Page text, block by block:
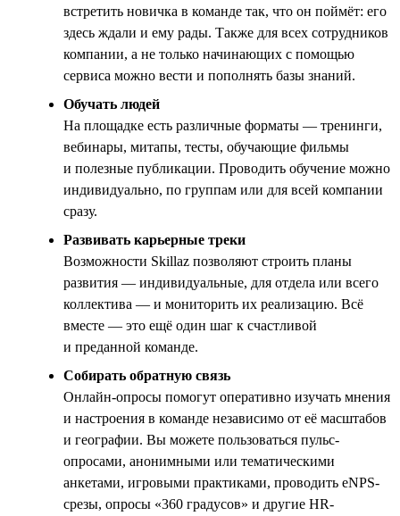
встретить новичка в команде так, что он поймёт: его
здесь ждали и ему рады. Также для всех сотрудников
компании, а не только начинающих с помощью
сервиса можно вести и пополнять базы знаний.
Обучать людей
На площадке есть различные форматы — тренинги,
вебинары, митапы, тесты, обучающие фильмы
и полезные публикации. Проводить обучение можно
индивидуально, по группам или для всей компании
сразу.
Развивать карьерные треки
Возможности Skillaz позволяют строить планы
развития — индивидуальные, для отдела или всего
коллектива — и мониторить их реализацию. Всё
вместе — это ещё один шаг к счастливой
и преданной команде.
Собирать обратную связь
Онлайн-опросы помогут оперативно изучать мнения
и настроения в команде независимо от её масштабов
и географии. Вы можете пользоваться пульс-
опросами, анонимными или тематическими
анкетами, игровыми практиками, проводить eNPS-
срезы, опросы «360 градусов» и другие HR-